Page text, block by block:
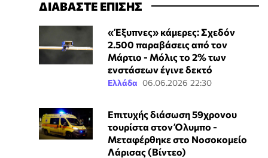
ΔΙΑΒΑΣΤΕ ΕΠΙΣΗΣ
«Έξυπνες» κάμερες: Σχεδόν
2.500 παραβάσεις από τον
Μάρτιο - Μόλις το 2% των
ενστάσεων έγινε δεκτό
Ελλάδα 06.06.2026 22:30
Επιτυχής διάσωση 59χρονου
τουρίστα στον Όλυμπο -
Μεταφέρθηκε στο Νοσοκομείο
Λάρισας (Βίντεο)